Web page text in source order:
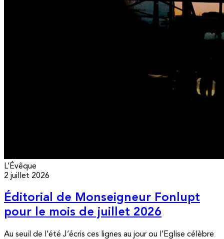
L’Évêque
2 juillet 2026
Éditorial de Monseigneur Fonlupt
pour le mois de juillet 2026
Au seuil de l’été J’écris ces lignes au jour ou l’Eglise célèbre